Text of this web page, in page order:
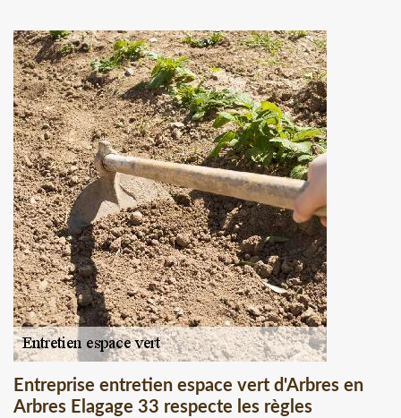
Entreprise entretien espace vert d'Arbres en
Arbres Elagage 33 respecte les règles